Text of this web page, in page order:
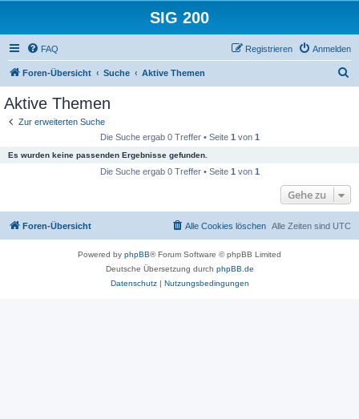
SIG 200
FAQ Anmelden
Registrieren
Foren-Übersicht Suche Aktive Themen
Aktive Themen
Zur erweiterten Suche
Die Suche ergab 0 Treffer • Seite 1 von 1
Es wurden keine passenden Ergebnisse gefunden.
Die Suche ergab 0 Treffer • Seite 1 von 1
Gehe zu
Foren-Übersicht Alle Zeiten sind UTC
Alle Cookies löschen
Powered by phpBB® Forum Software © phpBB Limited
Deutsche Übersetzung durch phpBB.de
Datenschutz| Nutzungsbedingungen